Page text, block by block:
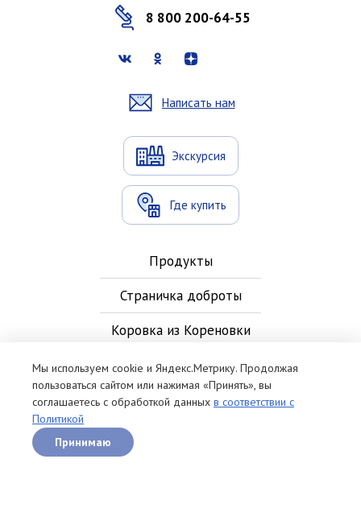
8 800 200-64-55
Написать нам
Экскурсия
Где купить
Продукты
Страничка доброты
Коровка из Кореновки
Новости
Контакты
Мы используем cookie и Яндекс.Метрику. Продолжая
пользоваться сайтом или нажимая «Принять», вы
соглашаетесь с обработкой данных в соответствии с
Политикой
Принимаю